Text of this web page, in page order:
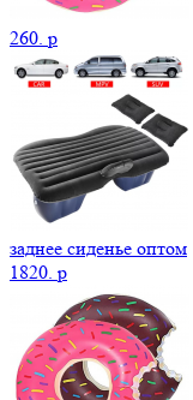
260. p
заднее сиденье оптом
1820. p